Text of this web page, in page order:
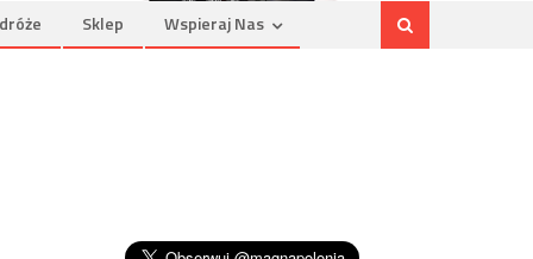
Sklep Wspieraj Nas